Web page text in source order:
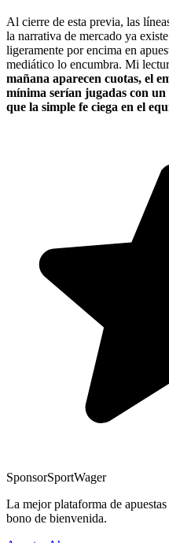
Al cierre de esta previa, las
la narrativa de mercado ya
ligeramente por encima en
mediático lo encumbra. Mi
mañana aparecen cuotas, el
mínima serían jugadas con
que la simple fe ciega en el
SponsorSportWager
La mejor plataforma de
bono de bienvenida.